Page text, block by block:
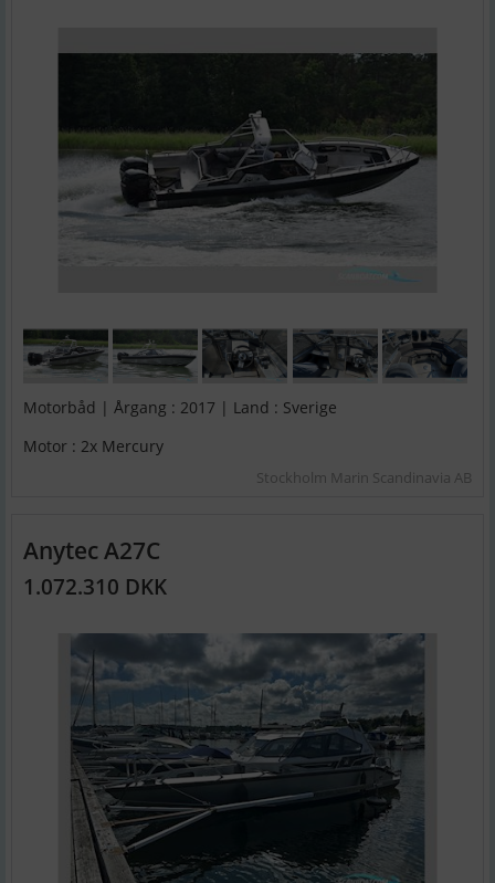
Motorbåd | Årgang : 2017 | Land : Sverige
Motor : 2x Mercury
Stockholm Marin Scandinavia AB
Anytec A27C
1.072.310 DKK